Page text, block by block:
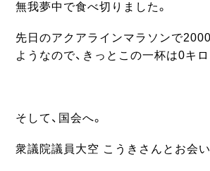
無我夢中で食べ切りました。
先日のアクアラインマラソンで
ようなので、きっとこの一杯は0キロ
そして、国会へ。
衆議院議員大空 こうきさんとお会い